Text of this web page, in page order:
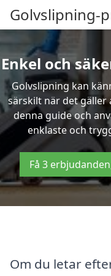
Golvslipning-
Enkel och
Golvslipning kan
särskilt när det
denna guide och
enklaste och
Få 3
Om du letar